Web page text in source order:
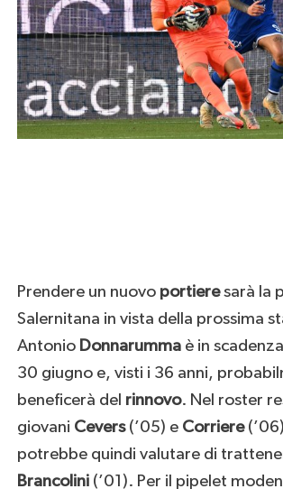
Prendere un nuovo portieresarà la
Salernitana in vista della prossima
Antonio Donnarummaè in
30 giugno e, visti i 36 anni,
beneficerà del rinnovo. Nel roster
giovani Cevers(’05) e Corriere
potrebbe quindi valutare di
Brancolini(’01). Per il pipelet